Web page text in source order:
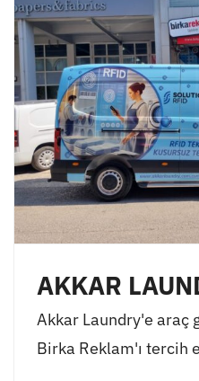
AKKAR
Akkar Laundry'e araç
Birka Reklam'ı tercih